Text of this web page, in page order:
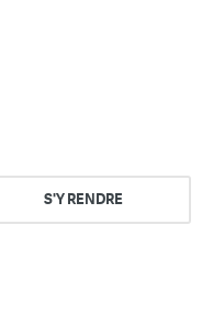
S'Y RENDRE